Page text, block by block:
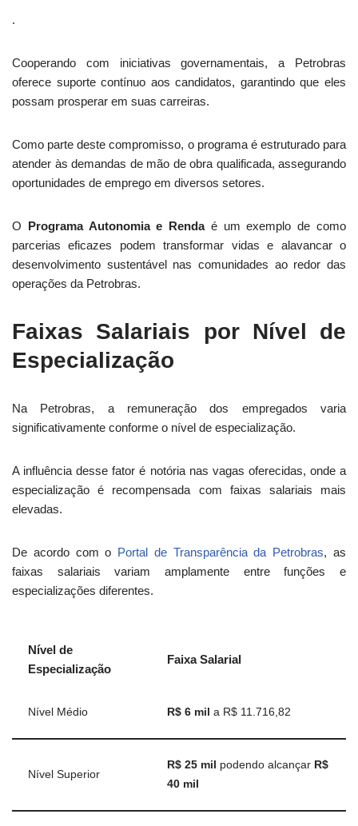
.
Cooperando com iniciativas governamentais, a Petrobras
oferece suporte contínuo aos candidatos, garantindo que eles
possam prosperar em suas carreiras.
Como parte deste compromisso, o programa é estruturado para
atender às demandas de mão de obra qualificada, assegurando
oportunidades de emprego em diversos setores.
O Programa Autonomia e Rendaé um exemplo de como
parcerias eficazes podem transformar vidas e alavancar o
desenvolvimento sustentável nas comunidades ao redor das
operações da Petrobras.
Faixas Salariais por Nível de
Especialização
Na Petrobras, a remuneração dos empregados varia
significativamente conforme o nível de especialização.
A influência desse fator é notória nas vagas oferecidas, onde a
especialização é recompensada com faixas salariais mais
elevadas.
De acordo com o Portal de Transparência da Petrobras, as
faixas salariais variam amplamente entre funções e
especializações diferentes.
Nível de
Especialização
Faixa Salarial
Nível Médio R$ 6 mil a R$ 11.716,82
Nível Superior
R$ 25 mil podendo alcançar R$
40 mil